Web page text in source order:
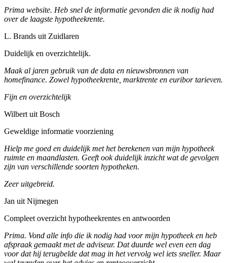
Prima website. Heb snel de informatie gevonden die ik nodig had
over de laagste hypotheekrente.
L. Brands uit Zuidlaren
Duidelijk en overzichtelijk.
Maak al jaren gebruik van de data en nieuwsbronnen van
homefinance. Zowel hypotheekrente, marktrente en euribor tarieven.
Fijn en overzichtelijk
Wilbert uit Bosch
Geweldige informatie voorziening
Hielp me goed en duidelijk met het berekenen van mijn hypotheek
ruimte en maandlasten. Geeft ook duidelijk inzicht wat de gevolgen
zijn van verschillende soorten hypotheken.
Zeer uitgebreid.
Jan uit Nijmegen
Compleet overzicht hypotheekrentes en antwoorden
Prima. Vond alle info die ik nodig had voor mijn hypotheek en heb
afspraak gemaakt met de adviseur. Dat duurde wel even een dag
voor dat hij terugbelde dat mag in het vervolg wel iets sneller. Maar